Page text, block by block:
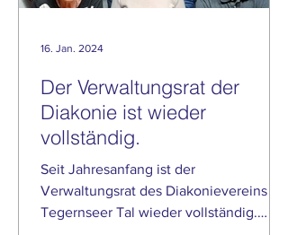
Der Verwaltungsrat der
Diakonie ist wieder
vollständig.
Seit Jahresanfang ist der
Verwaltungsrat des Diakonievereins
Tegernseer Tal wieder vollständig.
16. Jan. 2024